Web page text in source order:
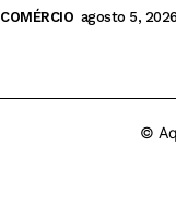
COMÉRCIO agosto 5, 2026
©